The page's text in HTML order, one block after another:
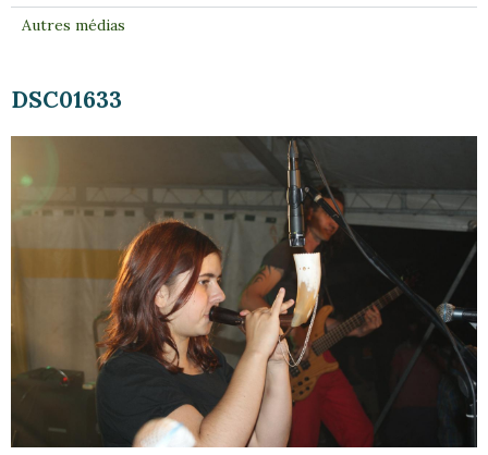
DSC01633
Autres médias